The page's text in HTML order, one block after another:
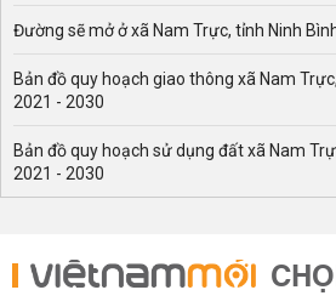
Đường sẽ mở ở xã Nam Trực, tỉnh Ninh
Bản đồ quy hoạch giao thông xã Nam
2021 - 2030
Bản đồ quy hoạch sử dụng đất xã Nam
2021 - 2030